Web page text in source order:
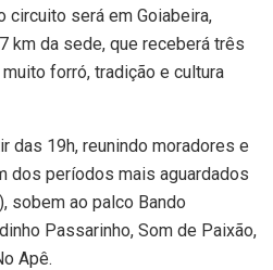
circuito será em Goiabeira,
km da sede, que receberá três
forró, tradição e cultura
das 19h, reunindo moradores e
dos períodos mais aguardados
sobem ao palco Bando
Passarinho, Som de Paixão,
Apê.